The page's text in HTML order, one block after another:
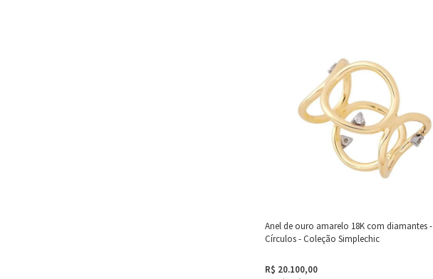
Anel de ouro amarelo 18K com diamantes -
Círculos - Coleção Simplechic
R$ 20.100,00